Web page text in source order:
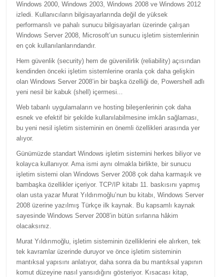
Windows 2000, Windows 2003, Windows 2008 ve Windows 2012
izledi. Kullanıcıların bilgisayarlarında değil de yüksek
performanslı ve pahalı sunucu bilgisayarları üzerinde çalışan
Windows Server 2008, Microsoft’un sunucu işletim sistemlerinin
en çok kullanılanlarındandır.
Hem güvenlik (security) hem de güvenilirlik (reliability) açısından
kendinden önceki işletim sistemlerine oranla çok daha gelişkin
olan Windows Server 2008’in bir başka özelliği de, Powershell adlı
yeni nesil bir kabuk (shell) içermesi...
Web tabanlı uygulamaların ve hosting bileşenlerinin çok daha
esnek ve efektif bir şekilde kullanılabilmesine imkân sağlaması,
bu yeni nesil işletim sisteminin en önemli özellikleri arasında yer
alıyor.
Günümüzde standart Windows işletim sistemini herkes biliyor ve
kolayca kullanıyor. Ama ismi aynı olmakla birlikte, bir sunucu
işletim sistemi olan Windows Server 2008 çok daha karmaşık ve
bambaşka özellikler içeriyor. TCP/IP kitabı 11. baskısını yapmış
olan usta yazar Murat Yıldırımoğlu’nun bu kitabı, Windows Server
2008 üzerine yazılmış Türkçe ilk kaynak. Bu kapsamlı kaynak
sayesinde Windows Server 2008’in bütün sırlarına hâkim
olacaksınız.
Murat Yıldırımoğlu, işletim sisteminin özelliklerini ele alırken, tek
tek kavramlar üzerinde duruyor ve önce işletim sisteminin
mantıksal yapısını anlatıyor, daha sonra da bu mantıksal yapının
komut düzeyine nasıl yansıdığını gösteriyor. Kısacası kitap,